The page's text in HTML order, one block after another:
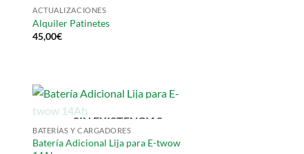
ACTUALIZACIONES
Alquiler Patinetes
45,00€
SIN EXISTENCIAS
BATERÍAS Y CARGADORES
Batería Adicional Lija para E-twow